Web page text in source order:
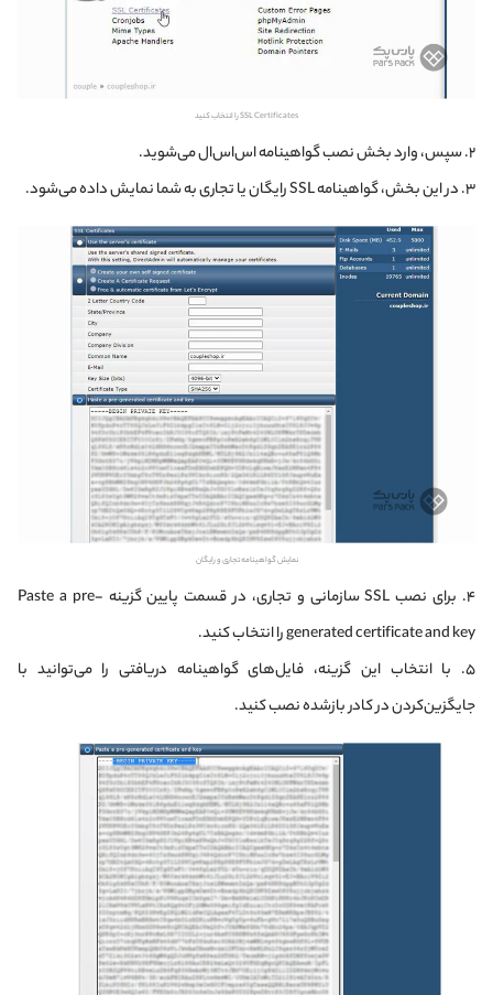
SSL Certificates را انتخاب کنید
۲. سپس، وارد بخش نصب گواهینامه اس‌اس‌ال می‌شوید.
۳. در این بخش، گواهینامه SSL رایگان یا تجاری به شما نمایش داده می‌شود.
نمایش گواهینامه تجاری و رایگان
۴. برای نصب SSL سازمانی و تجاری، در قسمت پایین گزینه Paste a pre-
generated certificate and key را انتخاب کنید.
۵. با انتخاب این گزینه، فایل‌های گواهینامه دریافتی را می‌توانید با
جایگزین‌کردن در کادر باز‌شده نصب کنید.